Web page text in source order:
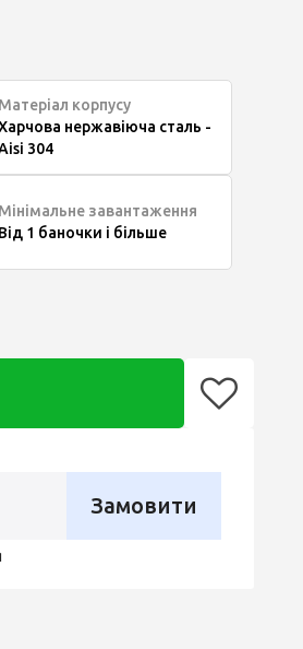
Матеріал корпусу
нержавіюча сталь -
304
Мінімальне завантаження
Від 1 баночки і більше
Замовити